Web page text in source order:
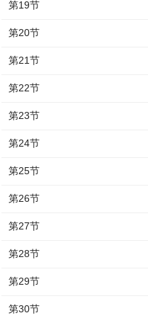
第19节
第20节
第21节
第22节
第23节
第24节
第25节
第26节
第27节
第28节
第29节
第30节